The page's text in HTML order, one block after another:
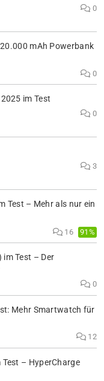
0
mAh Powerbank
0
im Test
0
3
Test – Mehr als nur ein
16 91%
im Test – Der
0
Mehr Smartwatch für
12
– HyperCharge